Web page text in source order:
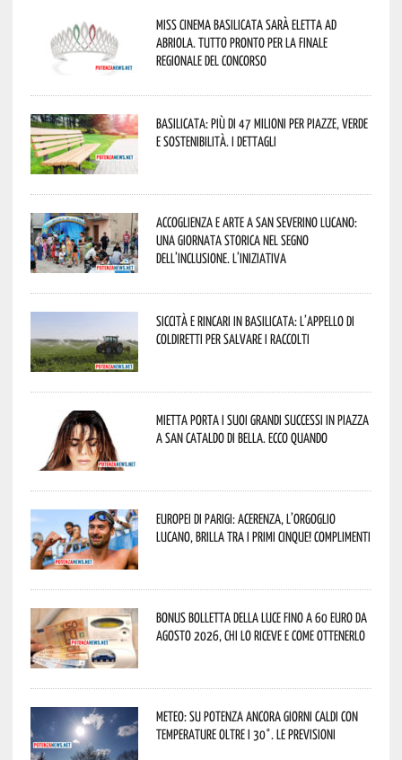
Miss Cinema Basilicata sarà eletta ad
Abriola. Tutto pronto per la finale
regionale del concorso
Basilicata: più di 47 milioni per piazze, verde
e sostenibilità. I dettagli
Accoglienza e arte a San Severino Lucano:
una giornata storica nel segno
dell’inclusione. L’iniziativa
Siccità e rincari in Basilicata: l’appello di
Coldiretti per salvare i raccolti
Mietta porta i suoi grandi successi in piazza
a San Cataldo di Bella. Ecco quando
Europei di Parigi: Acerenza, l’orgoglio
lucano, brilla tra i primi cinque! Complimenti
Bonus bolletta della luce fino a 60 euro da
agosto 2026, chi lo riceve e come ottenerlo
Meteo: su Potenza ancora giorni caldi con
temperature oltre i 30°. Le previsioni